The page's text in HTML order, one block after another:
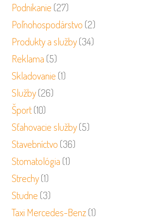
Podnikanie (27)
Poľnohospodárstvo (2)
Produkty a služby(34)
Reklama (5)
Skladovanie (1)
Služby(26)
Šport(10)
Sťahovacie služby(5)
Stavebníctvo (36)
Stomatológia (1)
Strechy(1)
Studne (3)
Taxi Mercedes-Benz(1)